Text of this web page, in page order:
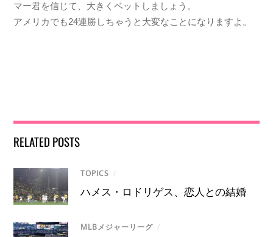
マー君を信じて、大きくベットしましょう。
アメリカでも24連勝しちゃうと大変なことになりますよ。
RELATED POSTS
TOPICS /
ハメス・ロドリゲス、恋人との結婚
MLBメジャーリーグ /